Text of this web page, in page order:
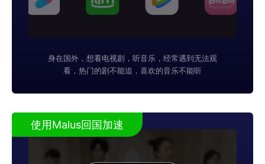
身在国外，想看电视剧，听音乐，经常遇到无法观
看，热门的剧不能追，喜欢的音乐不能听
使用Malus回国加速